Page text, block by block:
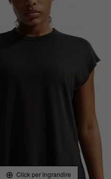
Click per ingrandire